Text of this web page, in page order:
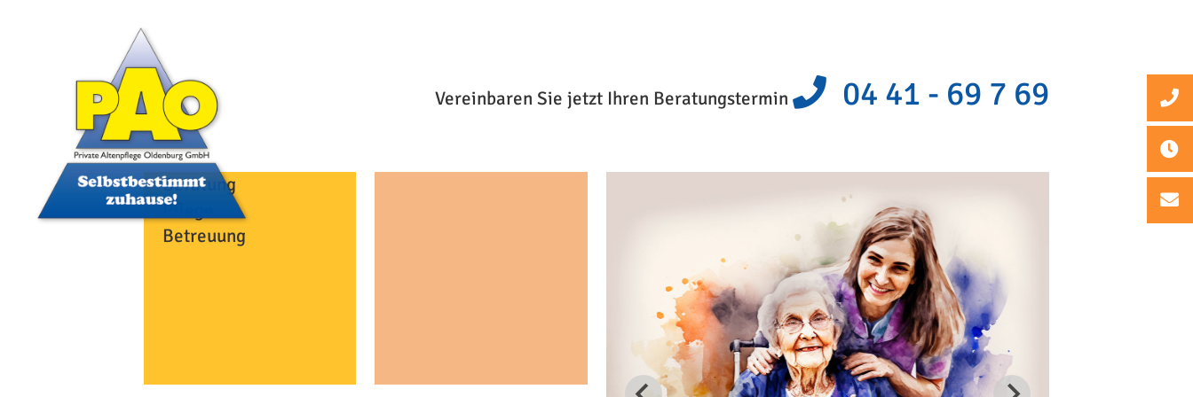
Vereinbaren Sie jetzt Ihren Beratungstermin 04 41 - 69 7 69
Beratung
Pflege
Betreuung